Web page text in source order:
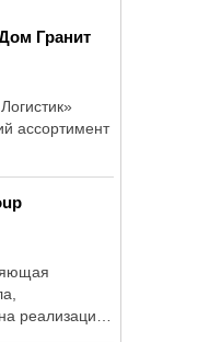
Гранит
ассортимент
реализации